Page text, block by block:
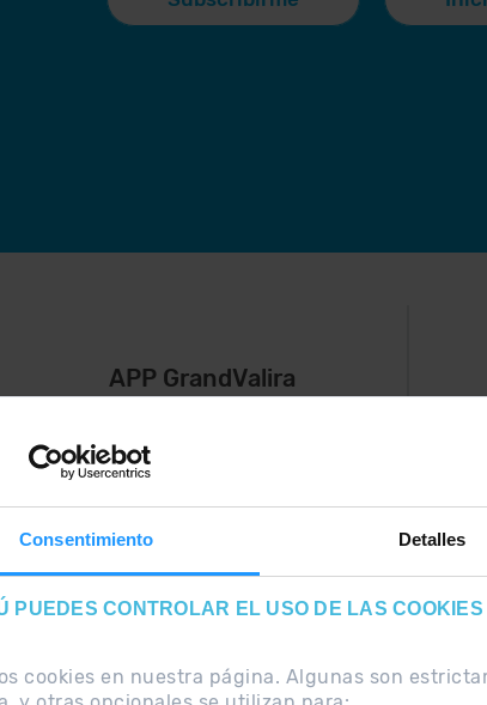
Consentimiento Detalles
PUEDES CONTROLAR EL USO DE LAS COOKIES
cookies en nuestra página. Algunas son
APP GrandValira
importante en